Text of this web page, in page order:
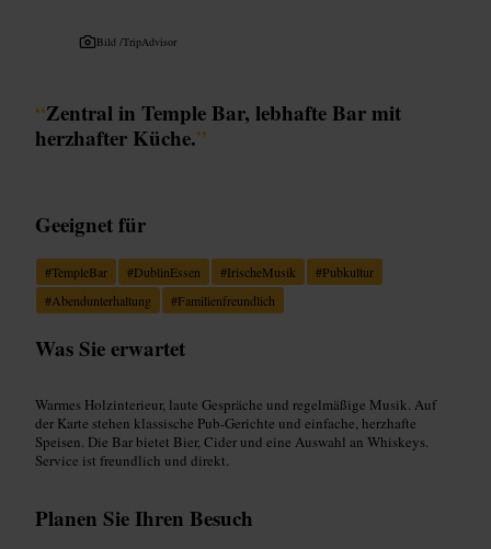
Bild /TripAdvisor
“Zentral in Temple Bar, lebhafte Bar mit
herzhafter Küche.”
Geeignet für
#TempleBar #DublinEssen #IrischeMusik #Pubkultur
#Abendunterhaltung #Familienfreundlich
Was Sie erwartet
Warmes Holzinterieur, laute Gespräche und regelmäßige Musik. Auf
der Karte stehen klassische Pub‑Gerichte und einfache, herzhafte
Speisen. Die Bar bietet Bier, Cider und eine Auswahl an Whiskeys.
Service ist freundlich und direkt.
Planen Sie Ihren Besuch